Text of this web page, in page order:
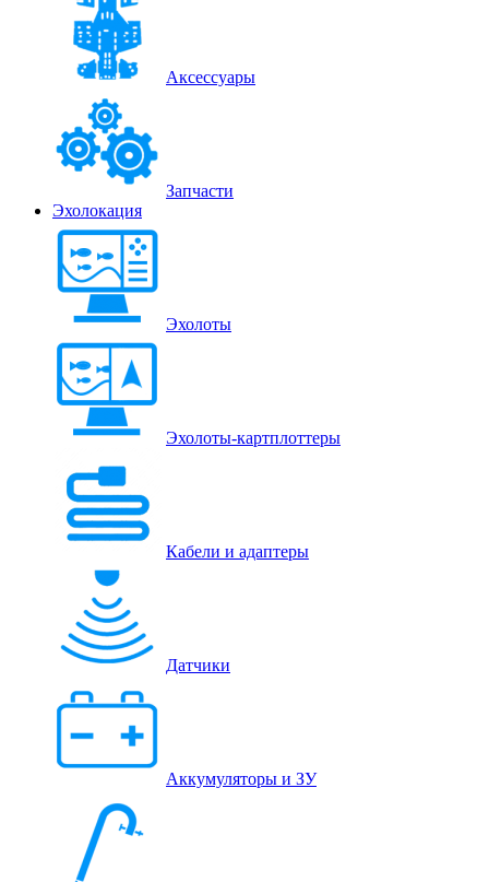
Аксессуары
Запчасти
Эхолокация
Эхолоты
Эхолоты-картплоттеры
Кабели и адаптеры
Датчики
Аккумуляторы и ЗУ